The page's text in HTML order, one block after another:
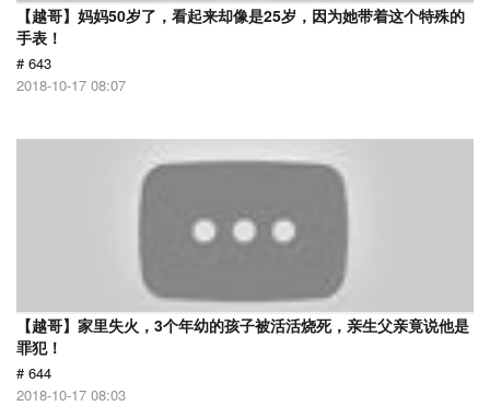
【越哥】妈妈50岁了，看起来却像是25岁，因为她带着这个特殊的
手表！
# 643
2018-10-17 08:07
【越哥】家里失火，3个年幼的孩子被活活烧死，亲生父亲竟说他是
罪犯！
# 644
2018-10-17 08:03